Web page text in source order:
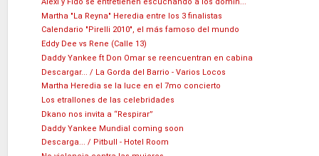
Martha "La Reyna" Heredia entre los 3 finalistas
Calendario "Pirelli 2010", el más famoso del mundo
Eddy Dee vs Rene (Calle 13)
Daddy Yankee ft Don Omar se reencuentran en cabina
Descargar... / La Gorda del Barrio - Varios Locos
Martha Heredia se la luce en el 7mo concierto
Los etrallones de las celebridades
Dkano nos invita a “Respirar”
Daddy Yankee Mundial coming soon
Descarga... / Pitbull - Hotel Room